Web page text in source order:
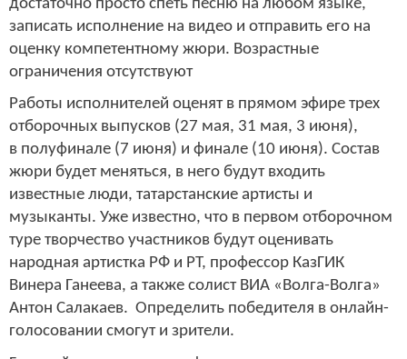
достаточно просто спеть песню на любом языке,
записать исполнение на видео и отправить его на
оценку компетентному жюри. Возрастные
ограничения отсутствуют
Работы исполнителей оценят в прямом эфире трех
отборочных выпусков (27 мая, 31 мая, 3 июня),
в полуфинале (7 июня) и финале (10 июня). Состав
жюри будет меняться, в него будут входить
известные люди, татарстанские артисты и
музыканты. Уже известно, что в первом отборочном
туре творчество участников будут оценивать
народная артистка РФ и РТ, профессор КазГИК
Винера Ганеева, а также солист ВИА «Волга-Волга»
Антон Салакаев. Определить победителя в онлайн-
голосовании смогут и зрители.